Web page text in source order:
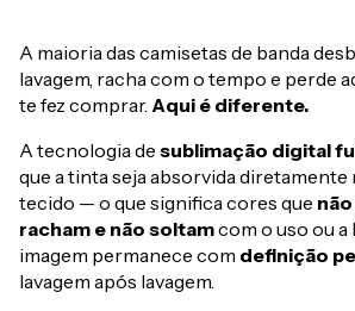
A maioria das camisetas de banda
lavagem, racha com o tempo e perde
te fez comprar. Aqui é diferente.
A tecnologia de sublimação digital
que a tinta seja absorvida diretamente
tecido — o que significa cores que
racham e não soltamcom o uso ou a
imagem permanece com definição
lavagem após lavagem.